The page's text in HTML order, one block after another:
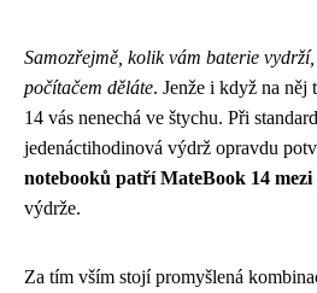
Samozřejmě, kolik vám baterie
počítačem děláte. Jenže i když na něj
14 vás nenechá ve štychu. Při
jedenáctihodinová výdrž opravdu
notebooků patří MateBook 14
výdrže.
Za tím vším stojí promyšlená